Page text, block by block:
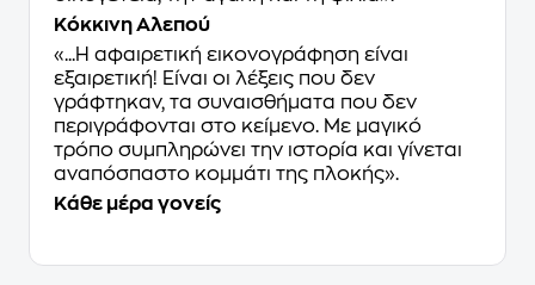
Κόκκινη Αλεπού
«...Η αφαιρετική εικονογράφηση είναι
εξαιρετική! Είναι οι λέξεις που δεν
γράφτηκαν, τα συναισθήματα που δεν
περιγράφονται στο κείμενο. Με μαγικό
τρόπο συμπληρώνει την ιστορία και γίνεται
αναπόσπαστο κομμάτι της πλοκής».
Κάθε μέρα γονείς